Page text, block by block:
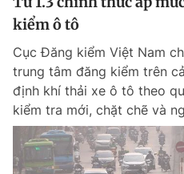
kiểm ô tô
Cục Đăng kiểm Việt Nam
trung tâm đăng kiểm trên
định khí thải xe ô tô theo
kiểm tra mới, chặt chẽ và